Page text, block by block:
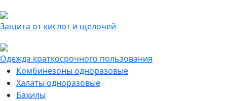
Защита от кислот и щелочей
Одежда краткосрочного пользования
Комбинезоны одноразовые
Халаты одноразовые
Бахилы